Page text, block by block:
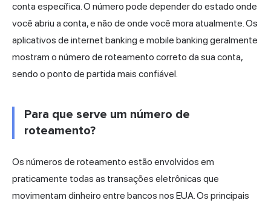
conta específica. O número pode depender do estado onde
você abriu a conta, e não de onde você mora atualmente. Os
aplicativos de internet banking e mobile banking geralmente
mostram o número de roteamento correto da sua conta,
sendo o ponto de partida mais confiável.
Para que serve um número de
roteamento?
Os números de roteamento estão envolvidos em
praticamente todas as transações eletrônicas que
movimentam dinheiro entre bancos nos EUA. Os principais